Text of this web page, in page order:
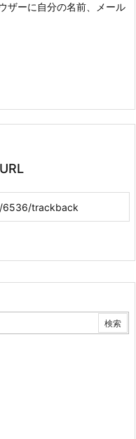
ザーに自分の名前、メール